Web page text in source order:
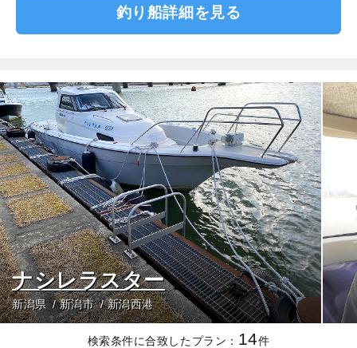
釣り船詳細を見る
ナシレラスター
新潟県 新潟市 新潟西港
検索条件に合致したプラン： 14件